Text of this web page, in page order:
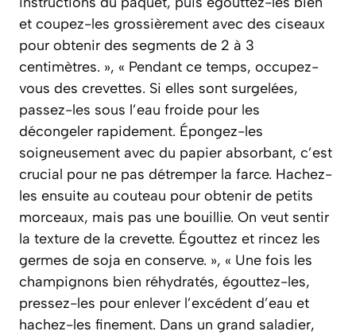
et coupez-les grossièrement avec des ciseaux
pour obtenir des segments de 2 à 3
centimètres. », « Pendant ce temps, occupez-
vous des crevettes. Si elles sont surgelées,
passez-les sous l’eau froide pour les
décongeler rapidement. Épongez-les
soigneusement avec du papier absorbant, c’est
crucial pour ne pas détremper la farce. Hachez-
les ensuite au couteau pour obtenir de petits
morceaux, mais pas une bouillie. On veut sentir
la texture de la crevette. Égouttez et rincez les
germes de soja en conserve. », « Une fois les
champignons bien réhydratés, égouttez-les,
pressez-les pour enlever l’excédent d’eau et
hachez-les finement. Dans un grand saladier,